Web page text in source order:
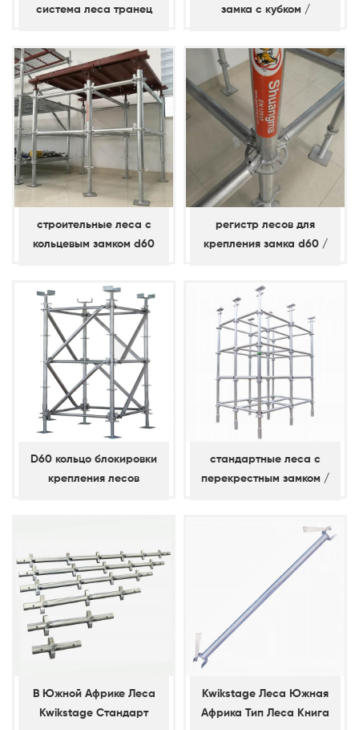
система леса транец
замка с кубком /
строительные леса с
кольцевым замком d60
вертикальные
регистр лесов для
крепления замка d60 /
D60 кольцо блокировки
крепления лесов
стандартные леса с
перекрестным замком /
В Южной Африке Леса
Kwikstage Стандарт
Kwikstage Леса Южная
Африка Тип Леса Книга